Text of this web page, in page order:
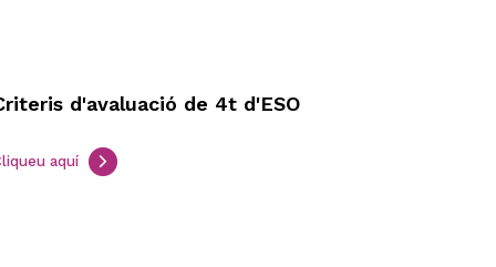
d'avaluació de 4t d'ESO
aquí